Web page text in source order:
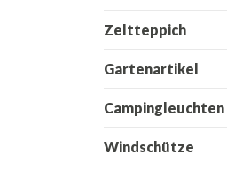
Zeltteppich
Gartenartikel
Campingleuchten
Windschütze